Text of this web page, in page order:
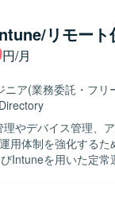
適切に共有できる方
ただける方が望ましいです。 【ポ
末管理やID管理の実
ることができます
までを一貫して経験できる
Apple Business
リモー
円/月
ニア(業務委託・フリ
理やデバイス管理、
体制を強化するための
Intuneを用いた定